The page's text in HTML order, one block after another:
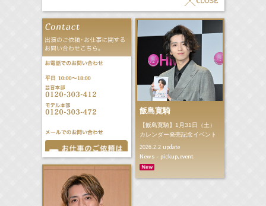
飯島寛騎
【飯島寛騎】1月31日（土）
カレンダー発売記念イベント
2026.2.2update
News - pickup,event